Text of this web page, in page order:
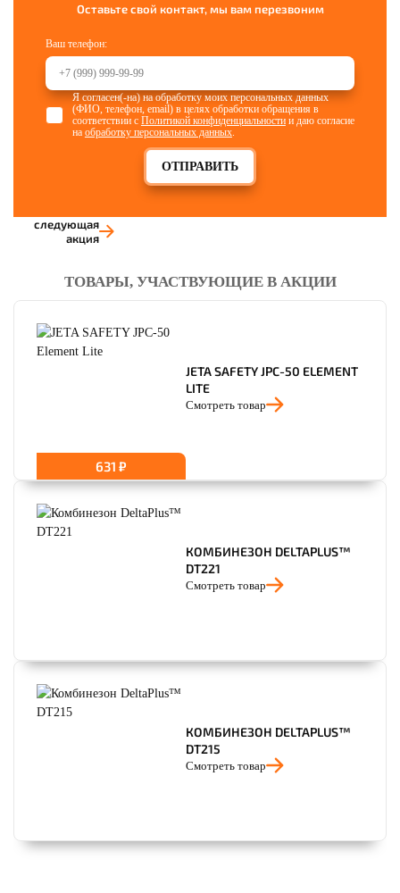
Оставьте свой контакт, мы вам перезвоним
Ваш телефон:
ОТПРАВИТЬ
Я согласен(-на) на обработку моих персональных данных
(ФИО, телефон, email) в целях обработки обращения в
соответствии с Политикой конфиденциальностии даю согласие
на обработку персональных данных.
следующая
акция
ТОВАРЫ, УЧАСТВУЮЩИЕ В АКЦИИ
631 ₽
JETA SAFETY JPC-50 ELEMENT
LITE
Смотреть товар
КОМБИНЕЗОН DELTAPLUS™
DT221
Смотреть товар
КОМБИНЕЗОН DELTAPLUS™
DT215
Смотреть товар